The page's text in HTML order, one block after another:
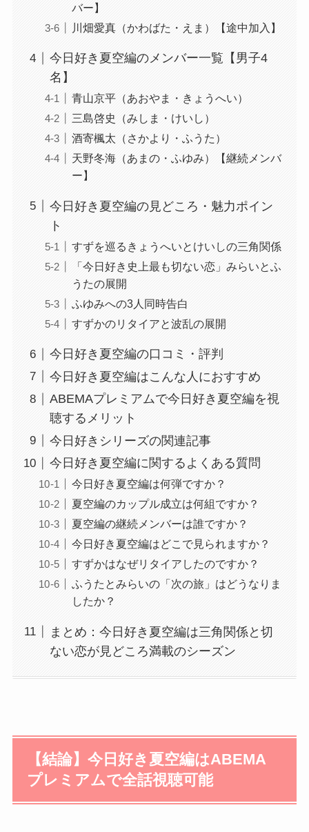
バー】
川畑愛真（かわばた・えま）【途中加入】
今日好き夏空編のメンバー一覧【男子4
名】
青山京平（あおやま・きょうへい）
三島啓史（みしま・けいし）
酒寄楓太（さかより・ふうた）
天野冬海（あまの・ふゆみ）【継続メンバ
ー】
今日好き夏空編の見どころ・魅力ポイン
ト
すずを巡るきょうへいとけいしの三角関係
「今日好き史上最も切ない恋」みらいとふ
うたの展開
ふゆみへの3人同時告白
すずかのリタイアと波乱の展開
今日好き夏空編の口コミ・評判
今日好き夏空編はこんな人におすすめ
ABEMAプレミアムで今日好き夏空編を視
聴するメリット
今日好きシリーズの関連記事
今日好き夏空編に関するよくある質問
今日好き夏空編は何弾ですか？
夏空編のカップル成立は何組ですか？
夏空編の継続メンバーは誰ですか？
今日好き夏空編はどこで見られますか？
すずかはなぜリタイアしたのですか？
ふうたとみらいの「次の旅」はどうなりま
したか？
まとめ：今日好き夏空編は三角関係と切
ない恋が見どころ満載のシーズン
【結論】今日好き夏空編はABEMA
プレミアムで全話視聴可能